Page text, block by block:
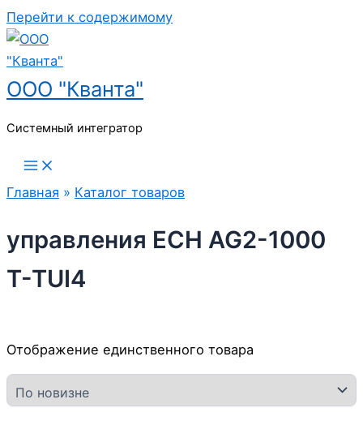
Перейти к содержимому
ООО "Кванта"
Системный интегратор
Главная » Каталог товаров
управления ECH AG2-1000
T-TUI4
Отображение единственного товара